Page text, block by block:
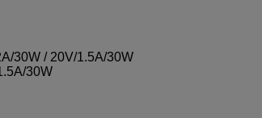
30W / 20V/1.5A/30W
30W